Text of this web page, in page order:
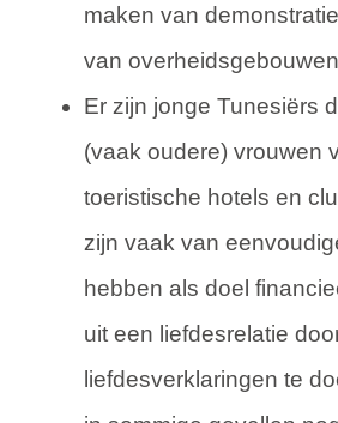
maken van
van
Er zijn jonge Tunesiërs
(vaak oudere) vrouwen
toeristische hotels en
zijn vaak van
hebben als doel
uit een liefdesrelatie
liefdesverklaringen te